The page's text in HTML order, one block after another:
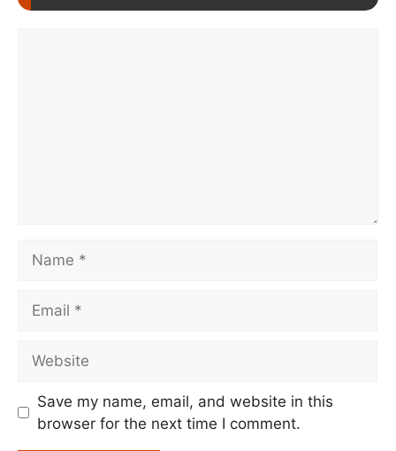
Save my name, email, and website in this
browser for the next time I comment.